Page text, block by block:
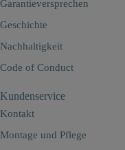
Garantieversprechen
Geschichte
Nachhaltigkeit
Code of Conduct
Kundenservice
Kontakt
Montage und Pflege